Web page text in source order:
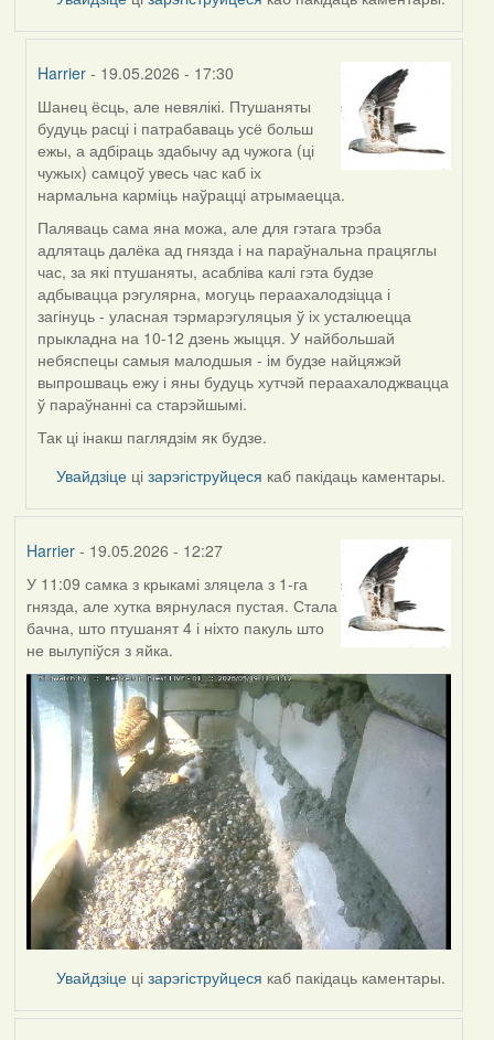
Harrier - 19.05.2026 - 17:30
In
reply
to
by
Snezhinka
Шанец ёсць, але невялікі. Птушаняты
будуць расці і патрабаваць усё больш
ежы, а адбіраць здабычу ад чужога (ці
чужых) самцоў увесь час каб іх
нармальна карміць наўрацці атрымаецца.
Паляваць сама яна можа, але для гэтага трэба
адлятаць далёка ад гнязда і на параўнальна працяглы
час, за які птушаняты, асабліва калі гэта будзе
адбывацца рэгулярна, могуць пераахалодзіцца і
загінуць - уласная тэрмарэгуляцыя ў іх усталюецца
прыкладна на 10-12 дзень жыцця. У найбольшай
небяспецы самыя малодшыя - ім будзе найцяжэй
выпрошваць ежу і яны будуць хутчэй пераахалоджвацца
ў параўнанні са старэйшымі.
Так ці інакш паглядзім як будзе.
Увайдзіце цізарэгіструйцеся каб пакідаць каментары.
Harrier- 19.05.2026 - 12:27
У 11:09 самка з крыкамі зляцела з 1-га
гнязда, але хутка вярнулася пустая. Стала
бачна, што птушанят 4 і ніхто пакуль што
не вылупіўся з яйка.
Увайдзіце цізарэгіструйцеся каб пакідаць каментары.